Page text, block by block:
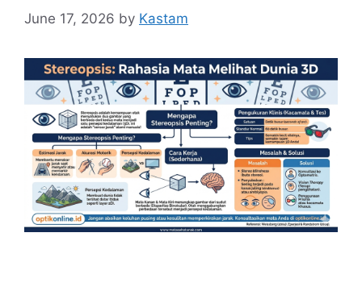
June 17, 2026 by Kastam